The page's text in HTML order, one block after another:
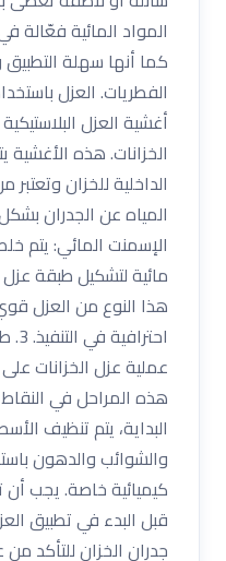
المواد المائية فعّالة
كما أنها سهلة
الفطريات. العزل
أغشية العزل
الخزانات. هذه
الداخلية للخزان
المياه عن الجدران
الإسمنت المائي: يتم
مائية لتشكيل طبقة
هذا النوع من العزل
عملية عزل الخزانات
هذه المراحل في
البداية، يتم تنظيف
والشوائب والدهون
كيميائية خاصة. يجب
قبل البدء في تطبيق
جدران الخزان للتأكد